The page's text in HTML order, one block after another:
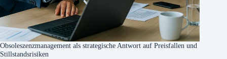
Obsoleszenzmanagement als strategische Antwort auf Preisfallen und
Stillstandsrisiken